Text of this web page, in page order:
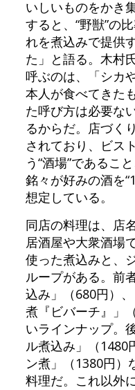
いしいものをかき
すると、“野獣”の
れを煮込みで提供
た」と語る。木村
呼ぶのは、「シカ
本人が食べてきた
た呼び方は必要な
るからだ。店づく
されており、ビス
う“酒場”であるこ
銘々が好みの酒を
想定している。
同店の料理は、店
居酒屋や大衆酒場
使った煮込みと、
ループがある。前
込み」（680円）
煮『ビバーチ』」
いラインナップ。
ル煮込み」（1480
ン煮」（1380円）
料理だ。これ以外